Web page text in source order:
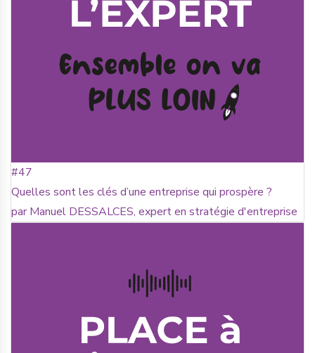
#47
Quelles sont les clés d’une entreprise qui prospère ?
par Manuel DESSALCES, expert en stratégie d'entreprise